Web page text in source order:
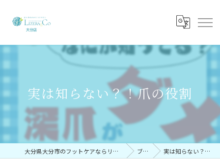
実は知らない？！爪の役割
大分県大分市のフットケアならリゼラアンドコー大分店 ブログ 実は知らない？！爪の役割